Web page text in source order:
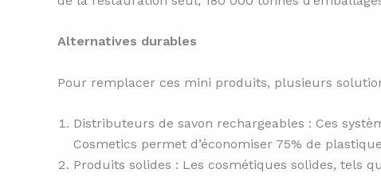
Alternatives durables
Pour remplacer ces mini produits, plusieurs
Distributeurs de savon rechargeables : Ces
Cosmetics permet d’économiser 75% de
Produits solides : Les cosmétiques solides, tels